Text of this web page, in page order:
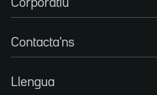
Corporatiu
Contacta'ns
Llengua